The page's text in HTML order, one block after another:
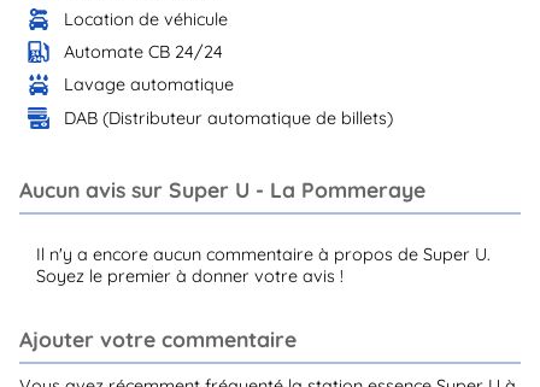
Location de véhicule
Automate CB 24/24
Lavage automatique
DAB (Distributeur automatique de billets)
Aucun avis sur Super U - La Pommeraye
Il n'y a encore aucun commentaire à propos de Super U.
Soyez le premier à donner votre avis !
Ajouter votre commentaire